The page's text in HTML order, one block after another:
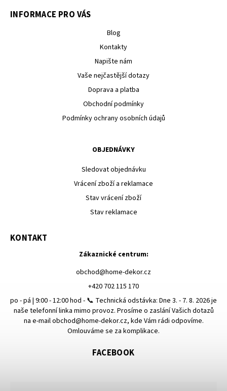
INFORMACE PRO VÁS
Blog
Kontakty
Napište nám
Vaše nejčastější dotazy
Doprava a platba
Obchodní podmínky
Podmínky ochrany osobních údajů
OBJEDNÁVKY
Sledovat objednávku
Vrácení zboží a reklamace
Stav vrácení zboží
Stav reklamace
KONTAKT
Zákaznické centrum:
obchod@home-dekor.cz
+420 702 115 170
po - pá | 9:00 - 12:00 hod - 📞 Technická odstávka: Dne 3. - 7. 8. 2026 je
naše telefonní linka mimo provoz. Prosíme o zaslání Vašich dotazů
na e-mail obchod@home-dekor.cz, kde Vám rádi odpovíme.
Omlouváme se za komplikace.
FACEBOOK